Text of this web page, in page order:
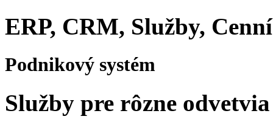
ERP, CRM, Služby,
Podnikový systém
Služby pre rôzne odvetvia